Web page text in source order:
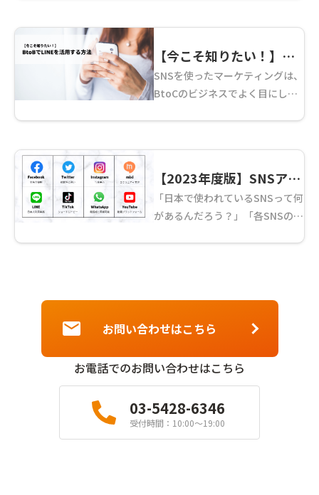
いてご紹介！
Instagramは、「インスタ映え」
たちの消費 ...
【今こそ知りたい！】
BtoBでLINEを活用する
方法
SNSを使ったマーケティングは、
BtoCのビジネスでよく目にしま
は、BtoB型のLINEの活用法につ
BtoB ...
【2023年度版】SNSアプ
リ一覧集｜特徴を徹底解
説！
「日本で使われているSNSって何
があるんだろう？」「各SNSの特
お電話でのお問い合わせはこちら
03-5428-6346
受付時間：10:00〜19:00
お問い合わせはこちら